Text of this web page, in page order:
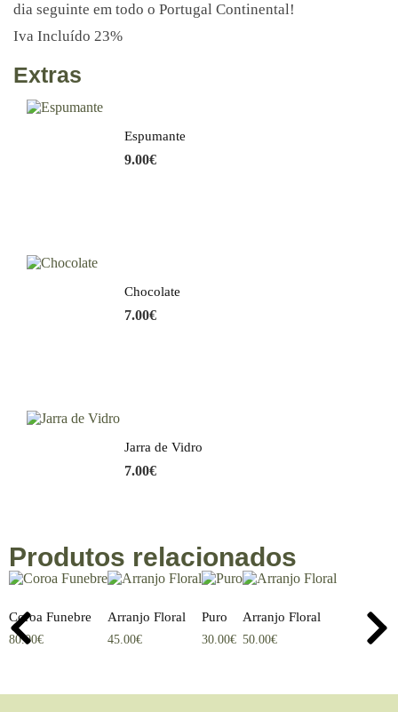
dia seguinte em todo o Portugal Continental!
Iva Incluído 23%
Extras
Espumante
9.00€
Chocolate
7.00€
Jarra de Vidro
7.00€
Produtos relacionados
Coroa Funebre
80.00€
Arranjo Floral
45.00€
Puro
30.00€
Arranjo Floral
50.00€